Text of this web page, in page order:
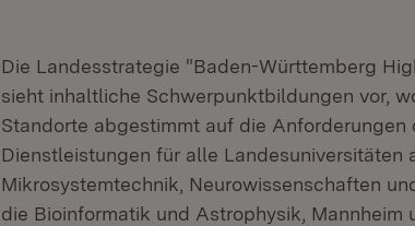
Die Landesstrategie "Baden-Württemberg
sieht inhaltliche Schwerpunktbildungen vor,
Standorte abgestimmt auf die
Dienstleistungen für alle Landesuniversitäten
Mikrosystemtechnik, Neurowissenschaften
die Bioinformatik und Astrophysik,